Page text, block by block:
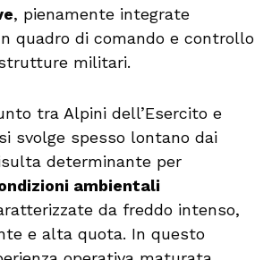
, pienamente integrate
quadro di comando e controllo
militari.
tra Alpini dell’Esercito e
svolge spesso lontano dai
determinante per
ambientali
da freddo intenso,
e alta quota. In questo